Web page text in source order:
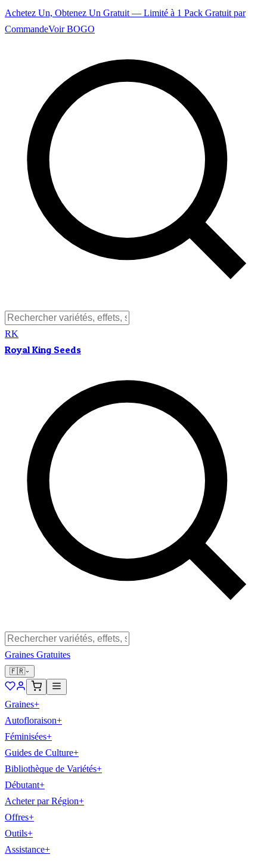
Achetez Un, Obtenez Un Gratuit — Limité à 1 Pack Gratuit par
CommandeVoir BOGO
RK
Royal King Seeds
Graines Gratuites
🇫🇷
Graines+
Autofloraison+
Féminisées+
Guides de Culture+
Bibliothèque de Variétés+
Débutant+
Acheter par Région+
Offres+
Outils+
Assistance+